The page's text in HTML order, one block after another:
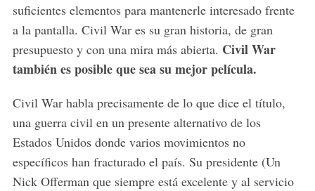
suficientes elementos para mantenerle interesado frente
a la pantalla. Civil War es su gran historia, de gran
presupuesto y con una mira más abierta. Civil War
también es posible que sea su mejor película.
Civil War habla precisamente de lo que dice el título,
una guerra civil en un presente alternativo de los
Estados Unidos donde varios movimientos no
específicos han fracturado el país. Su presidente (Un
Nick Offerman que siempre está excelente y al servicio